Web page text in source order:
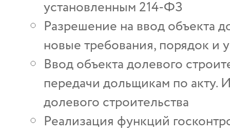
установленным 214-ФЗ
Разрешение на ввод объекта
новые требования, порядок и
Ввод объекта долевого
передачи дольщикам по акту.
долевого строительства
Реализация функций